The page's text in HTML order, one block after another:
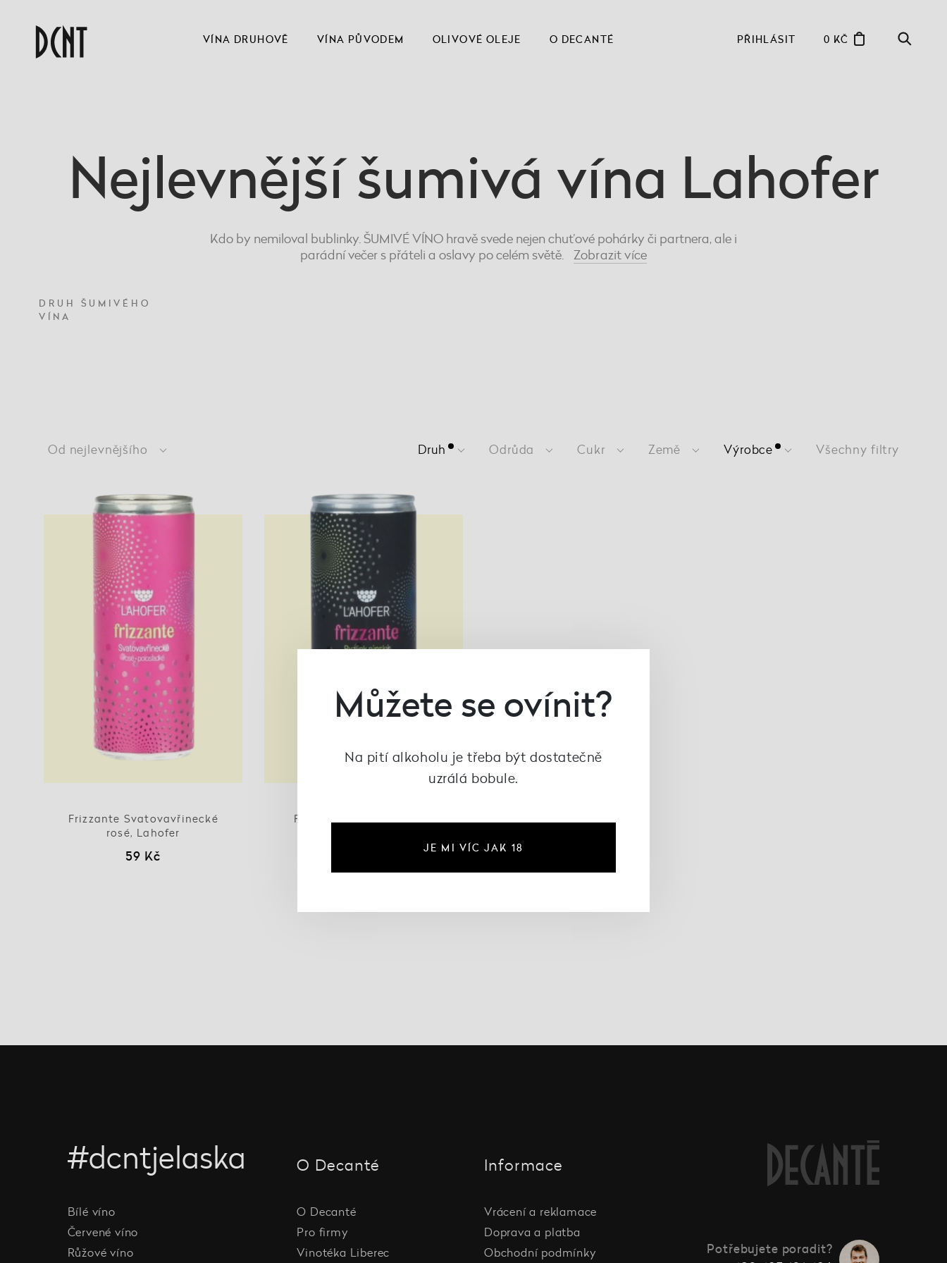
VÍNA DRUHOVĚ VÍNA PŮVODEM OLIVOVÉ OLEJE O DECANTÉ PŘIHLÁSIT 0 KČ
Nejlevnější šumivá vína Lahofer
Kdo by nemiloval bublinky. ŠUMIVÉ VÍNO hravě svede nejen chuťové pohárky či partnera, ale i
parádní večer s přáteli a oslavy po celém světě. Zobrazitvíce
DRUH ŠUMIVÉHO
VÍNA
Od nejlevnějšího Druh Odrůda Cukr Země Výrobce Všechny filtry
Frizzante Svatovavřinecké
rosé, Lahofer
59 Kč
Frizzante Ryzlink rýnský,
#dcntjelaska
Bílé víno
Červené víno
Růžové víno
O Decanté
O Decanté
Pro firmy
Vinotéka Liberec
Informace
Vrácení a reklamace
Doprava a platba
Obchodní podmínky
Potřebujete poradit?
Můžete se ovínit?
Na pití alkoholu je třeba být dostatečně
uzrálá bobule.
JE MI VÍC JAK 18